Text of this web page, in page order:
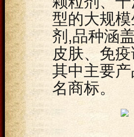
型的大规
剂,品种涵
皮肤、免
其中主要
名商标。